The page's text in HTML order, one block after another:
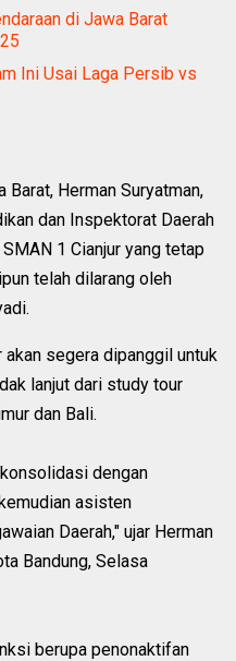
di Jawa Barat
Ini Usai Laga Persib vs
Herman Suryatman,
dan Inspektorat Daerah
1 Cianjur yang tetap
telah dilarang oleh
akan segera dipanggil untuk
lanjut dari study tour
dan Bali.
dengan
asisten
Daerah," ujar Herman
Bandung, Selasa
berupa penonaktifan